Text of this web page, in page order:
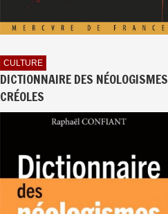
CULTURE
DICTIONNAIRE DES NÉOLOGISMES
CRÉOLES